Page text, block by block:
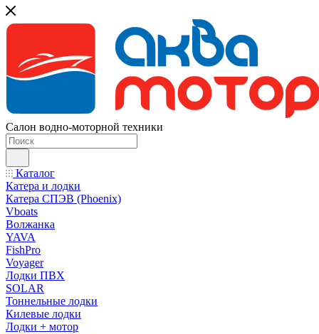
Салон водно-моторной техники
Каталог
Катера и лодки
Катера СПЭВ (Phoenix)
Vboats
Волжанка
YAVA
FishPro
Voyager
Лодки ПВХ
SOLAR
Тоннельные лодки
Килевые лодки
Лодки + мотор